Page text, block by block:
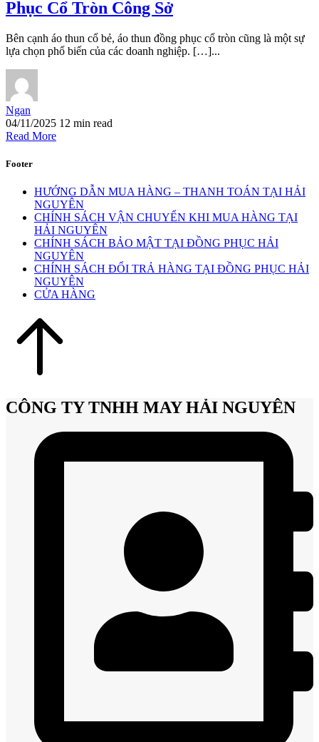
Phục Cổ Tròn Công Sở
Bên cạnh áo thun cổ bẻ, áo thun đồng phục cổ tròn cũng là một sự
lựa chọn phổ biến của các doanh nghiệp. […]...
Ngan
04/11/2025 12 min read
Read More
Footer
HƯỚNG DẪN MUA HÀNG – THANH TOÁN TẠI HẢI
NGUYÊN
CHÍNH SÁCH VẬN CHUYỂN KHI MUA HÀNG TẠI
HẢI NGUYÊN
CHÍNH SÁCH BẢO MẬT TẠI ĐỒNG PHỤC HẢI
NGUYÊN
CHÍNH SÁCH ĐỔI TRẢ HÀNG TẠI ĐỒNG PHỤC HẢI
NGUYÊN
CỬA HÀNG
CÔNG TY TNHH MAY HẢI NGUYÊN